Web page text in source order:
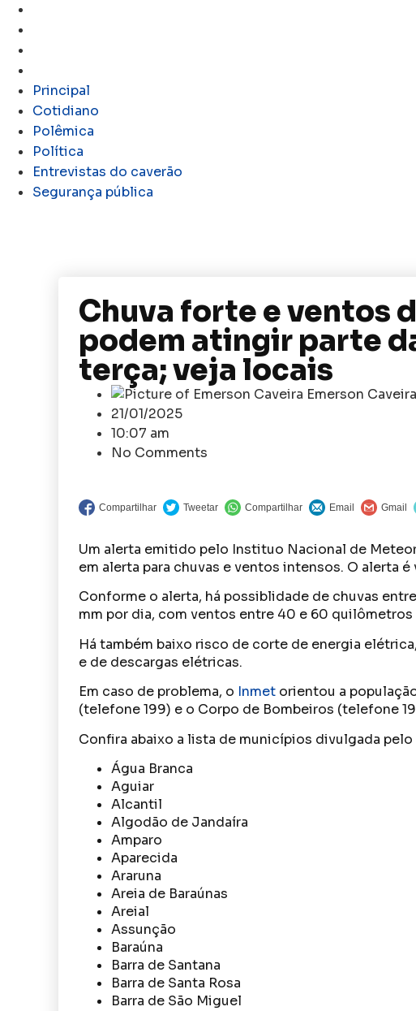
Principal
Cotidiano
Polêmica
Política
Entrevistas do caverão
Segurança pública
Chuva forte e ventos
podem atingir parte
terça; veja locais
Emerson Caveira
21/01/2025
10:07 am
No Comments
Um alerta emitido pelo Instituo Nacional de
em alerta para chuvas e ventos intensos. O alerta
Conforme o alerta, há possiblidade de chuvas
mm por dia, com ventos entre 40 e 60 quilômetros
Há também baixo risco de corte de energia
e de descargas elétricas.
Em caso de problema, o Inmet orientou a
(telefone 199) e o Corpo de Bombeiros (telefone
Confira abaixo a lista de municípios divulgada pelo
Água Branca
Aguiar
Alcantil
Algodão de Jandaíra
Amparo
Aparecida
Araruna
Areia de Baraúnas
Areial
Assunção
Baraúna
Barra de Santana
Barra de Santa Rosa
Barra de São Miguel